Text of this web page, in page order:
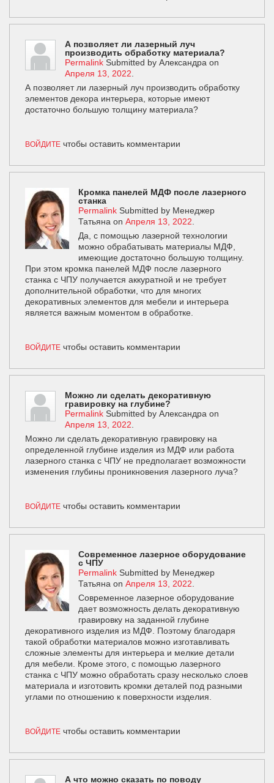
А позволяет ли лазерный луч
производить обработку материала?
Permalink Submitted by Александра on
Апреля 13, 2022
А позволяет ли лазерный луч производить обработку
элементов декора интерьера, которые имеют
достаточно большую толщину материала?
ВОЙДИТЕ чтобы оставить комментарии
Кромка панелей МДФ после лазерного
станка
Permalink Submitted by Менеджер
Татьяна on Апреля 13, 2022
Да, с помощью лазерной технологии
можно обрабатывать материалы МДФ,
имеющие достаточно большую толщину.
При этом кромка панелей МДФ после лазерного
станка с ЧПУ получается аккуратной и не требует
дополнительной обработки, что для многих
декоративных элементов для мебели и интерьера
является важным моментом в обработке.
ВОЙДИТЕ чтобы оставить комментарии
Можно ли сделать декоративную
гравировку на глубине?
Permalink Submitted by Александра on
Апреля 13, 2022
Можно ли сделать декоративную гравировку на
определенной глубине изделия из МДФ или работа
лазерного станка с ЧПУ не предполагает возможности
изменения глубины проникновения лазерного луча?
ВОЙДИТЕ чтобы оставить комментарии
Современное лазерное оборудование
с ЧПУ
Permalink Submitted by Менеджер
Татьяна on Апреля 13, 2022
Современное лазерное оборудование
дает возможность делать декоративную
гравировку на заданной глубине
декоративного изделия из МДФ. Поэтому благодаря
такой обработки материалов можно изготавливать
сложные элементы для интерьера и мелкие детали
для мебели. Кроме этого, с помощью лазерного
станка с ЧПУ можно обработать сразу несколько слоев
материала и изготовить кромки деталей под разными
углами по отношению к поверхности изделия.
ВОЙДИТЕ чтобы оставить комментарии
А что можно сказать по поводу